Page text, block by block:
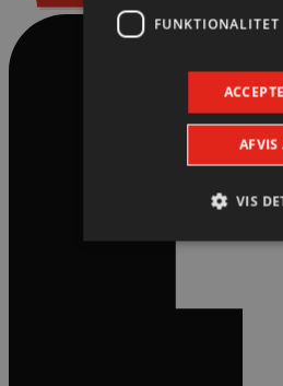
FUNKTIONALITET
AFVIS
VIS